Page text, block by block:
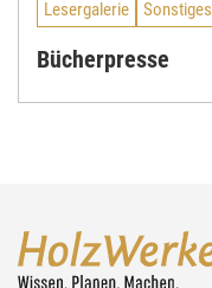
Lesergalerie Sonstiges
Bücherpresse